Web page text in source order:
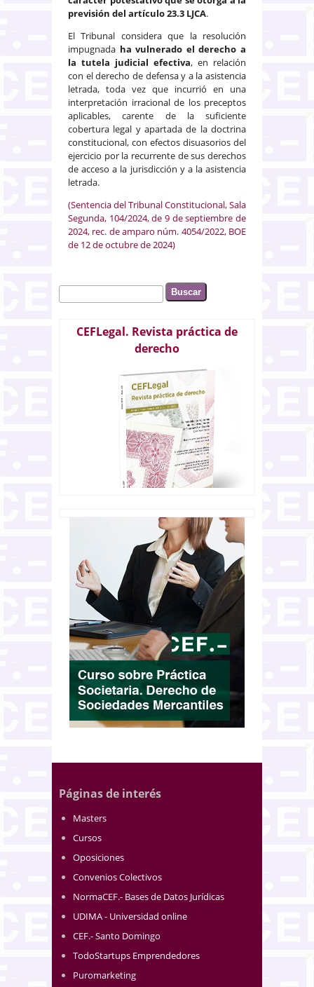
previsión del artículo 23.3 LJCA.
El Tribunal considera que la resolución
impugnada ha vulnerado el derecho a
la tutela judicial efectiva, en relación
con el derecho de defensa y a la asistencia
letrada, toda vez que incurrió en una
interpretación irracional de los preceptos
aplicables, carente de la suficiente
cobertura legal y apartada de la doctrina
constitucional, con efectos disuasorios del
ejercicio por la recurrente de sus derechos
de acceso a la jurisdicción y a la asistencia
letrada.
(Sentencia del Tribunal Constitucional, Sala
Segunda, 104/2024, de 9 de septiembre de
2024, rec. de amparo núm. 4054/2022, BOE
de 12 de octubre de 2024)
Formulario de búsqueda
Buscar
CEFLegal. Revista práctica de
derecho
Páginas de interés
Masters
Cursos
Oposiciones
Convenios Colectivos
NormaCEF.- Bases de Datos Jurídicas
UDIMA - Universidad online
CEF.- Santo Domingo
TodoStartups Emprendedores
Puromarketing